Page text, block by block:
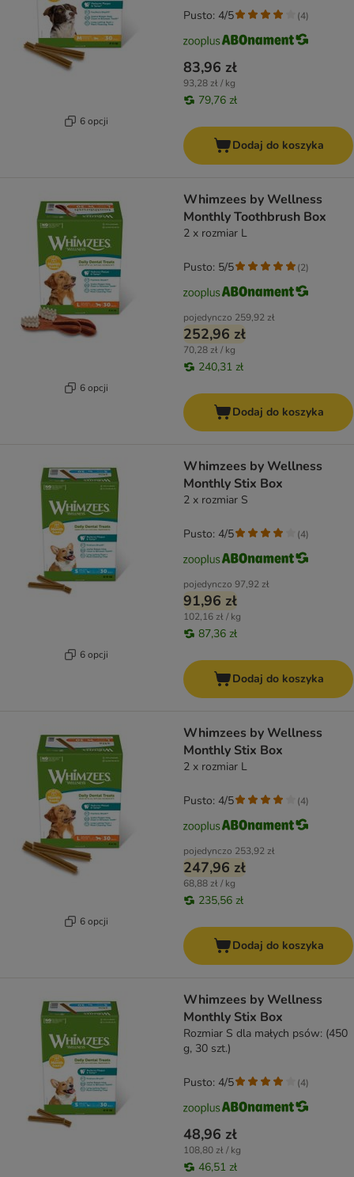
6 opcji
83,96 zł
93,28 zł / kg
79,76 zł
Pusto: 4/5 (4)
Dodaj do koszyka
6 opcji
Whimzees by Wellness
Monthly Toothbrush Box
2 x rozmiar L
pojedynczo 259,92 zł
252,96 zł
70,28 zł / kg
240,31 zł
Pusto: 5/5 (2)
Dodaj do koszyka
6 opcji
Whimzees by Wellness
Monthly Stix Box
2 x rozmiar S
pojedynczo 97,92 zł
91,96 zł
102,16 zł / kg
87,36 zł
Pusto: 4/5 (4)
Dodaj do koszyka
6 opcji
Whimzees by Wellness
Monthly Stix Box
2 x rozmiar L
pojedynczo 253,92 zł
247,96 zł
68,88 zł / kg
235,56 zł
Pusto: 4/5 (4)
Dodaj do koszyka
Whimzees by Wellness
Monthly Stix Box
Rozmiar S dla małych psów: (450
g, 30 szt.)
48,96 zł
108,80 zł / kg
46,51 zł
Pusto: 4/5 (4)